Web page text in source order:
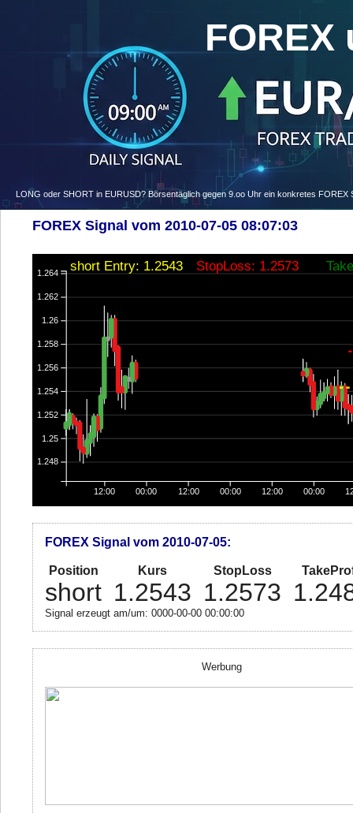
FOREX
LONG oder SHORT in EURUSD? Börsentäglich gegen 9.oo Uhr ein konkretes
FOREX Signal vom 2010-07-05 08:07:03
12:00 00:00 12:00 00:00 12:00 00:00
1.248
1.25
1.252
1.254
1.256
1.258
1.26
1.262
1.264 short Entry: 1.2543 StopLoss: 1.2573
FOREX Signal vom 2010-07-05:
Position Kurs StopLoss
short 1.2543 1.2573
Signal erzeugt am/um: 0000-00-00 00:00:00
Werbung